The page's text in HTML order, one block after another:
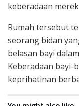
keberadaan
Rumah tersebut
seorang bidan
belasan bayi
Keberadaan bayi-
keprihatinan